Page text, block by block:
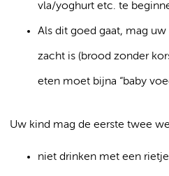
vla/yoghurt etc. te
Als dit goed gaat, mag
zacht is (brood zonder
eten moet bijna “baby
Uw kind mag de eerste twee
niet drinken met een rietje